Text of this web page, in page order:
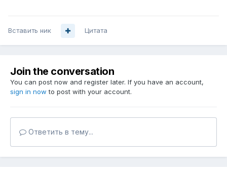
Вставить ник Цитата
Join the conversation
You can post now and register later. If you have an account,
sign in now to post with your account.
Ответить в тему...